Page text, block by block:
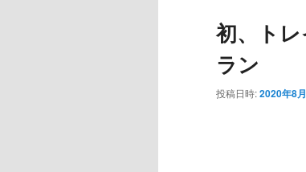
初、ト
ラン
投稿日時:2020年8